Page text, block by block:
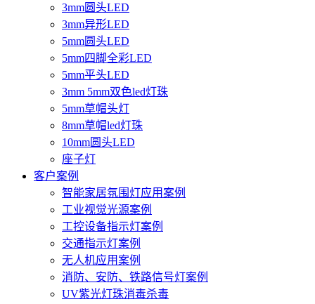
3mm圆头LED
3mm异形LED
5mm圆头LED
5mm四脚全彩LED
5mm平头LED
3mm 5mm双色led灯珠
5mm草帽头灯
8mm草帽led灯珠
10mm圆头LED
座子灯
客户案例
智能家居氛围灯应用案例
工业视觉光源案例
工控设备指示灯案例
交通指示灯案例
无人机应用案例
消防、安防、铁路信号灯案例
UV紫光灯珠消毒杀毒